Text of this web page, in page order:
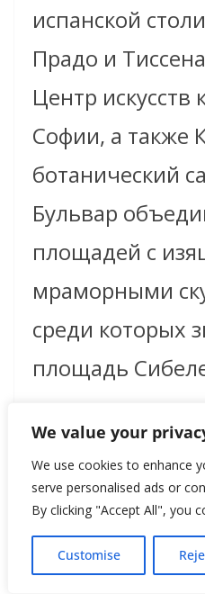
We value your
We use cookies to enhance
serve personalised ads or
By clicking "Accept All", you
Customise
испанской
Прадо и
Центр искусств
Софии, а также
ботанический
Бульвар
площадей с
мраморными
среди которых
площадь
фонтаном,
веке. А парк
бытность
проходили